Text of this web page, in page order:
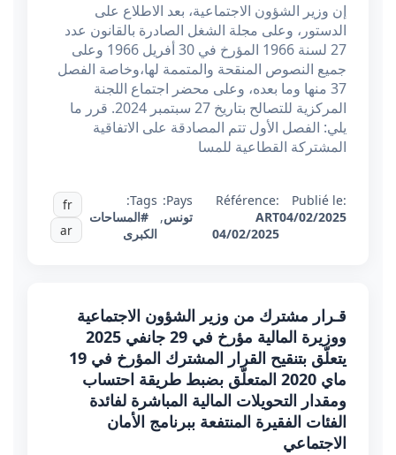
إن وزير الشؤون الاجتماعية، بعد الاطلاع على
الدستور، وعلى مجلة الشغل الصادرة بالقانون عدد
27 لسنة 1966 المؤرخ في 30 أفريل 1966 وعلى
جميع النصوص المنقحة والمتممة لها،وخاصة الفصل
37 منها وما بعده، وعلى محضر اجتماع اللجنة
المركزية للتصالح بتاريخ 27 سبتمبر 2024. قرر ما
يلي: الفصل الأول تتم المصادقة على الاتفاقية
المشتركة القطاعية للمسا
Publié le:
04/02/2025
Référence:
ART
04/02/2025
Pays:
تونس,
Tags:
#المساحات
الكبرى
fr
ar
قـرار مشترك من وزير الشؤون الاجتماعية
ووزيرة المالية مؤرخ في 29 جانفي 2025
يتعلّق بتنقيح القرار المشترك المؤرخ في 19
ماي 2020 المتعلّق بضبط طريقة احتساب
ومقدار التحويلات المالية المباشرة لفائدة
الفئات الفقيرة المنتفعة ببرنامج الأمان
الاجتماعي